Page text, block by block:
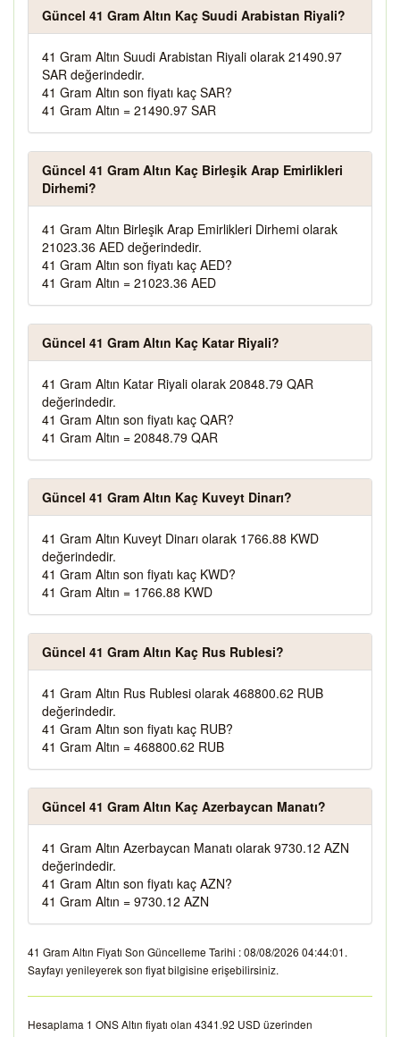
Güncel 41 Gram Altın Kaç Suudi Arabistan Riyali?
41 Gram Altın Suudi Arabistan Riyali olarak 21490.97
SAR değerindedir.
41 Gram Altın son fiyatı kaç SAR?
41 Gram Altın = 21490.97 SAR
Güncel 41 Gram Altın Kaç Birleşik Arap Emirlikleri
Dirhemi?
41 Gram Altın Birleşik Arap Emirlikleri Dirhemi olarak
21023.36 AED değerindedir.
41 Gram Altın son fiyatı kaç AED?
41 Gram Altın = 21023.36 AED
Güncel 41 Gram Altın Kaç Katar Riyali?
41 Gram Altın Katar Riyali olarak 20848.79 QAR
değerindedir.
41 Gram Altın son fiyatı kaç QAR?
41 Gram Altın = 20848.79 QAR
Güncel 41 Gram Altın Kaç Kuveyt Dinarı?
41 Gram Altın Kuveyt Dinarı olarak 1766.88 KWD
değerindedir.
41 Gram Altın son fiyatı kaç KWD?
41 Gram Altın = 1766.88 KWD
Güncel 41 Gram Altın Kaç Rus Rublesi?
41 Gram Altın Rus Rublesi olarak 468800.62 RUB
değerindedir.
41 Gram Altın son fiyatı kaç RUB?
41 Gram Altın = 468800.62 RUB
Güncel 41 Gram Altın Kaç Azerbaycan Manatı?
41 Gram Altın Azerbaycan Manatı olarak 9730.12 AZN
değerindedir.
41 Gram Altın son fiyatı kaç AZN?
41 Gram Altın = 9730.12 AZN
41 Gram Altın Fiyatı Son Güncelleme Tarihi : 08/08/2026 04:44:01.
Sayfayı yenileyerek son fiyat bilgisine erişebilirsiniz.
Hesaplama 1 ONS Altın fiyatı olan 4341.92 USD üzerinden